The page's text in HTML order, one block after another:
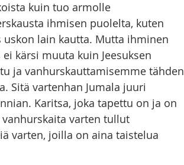
kuin tuo armolle
ihmisen puolelta, kuten
uskon lain kautta. Mutta ihminen
kärsi muuta kuin Jeesuksen
ja vanhurskauttamisemme tähden
Sitä vartenhan Jumala juuri
Karitsa, joka tapettu on ja on
varten tullut
varten, joilla on aina taistelua